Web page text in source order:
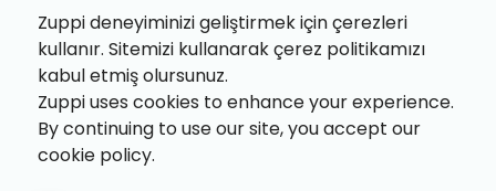
Zuppi deneyiminizi geliştirmek için çerezleri
kullanır. Sitemizi kullanarak çerez politikamızı
kabul etmiş olursunuz.
Zuppi uses cookies to enhance your experience.
By continuing to use our site, you accept our
cookie policy.
Siparişlerim
Sipariş Takip